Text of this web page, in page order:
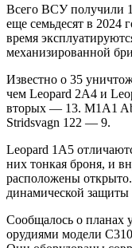
Всего ВСУ получили
еще семьдесят в 2024
время
механизированной
Известно о 35
чем Leopard 2A4 и
вторых — 13. M1A1
Stridsvagn 122 — 9.
Leopard 1A5
них тонкая броня, и
расположены
динамической
Сообщалось о планах
орудиями модели